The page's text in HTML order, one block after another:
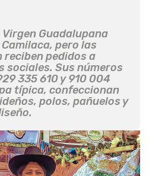
Guadalupana
pero las
pedidos a
sociales. Sus números
335 610 y 910 004
típica, confeccionan
polos, pañuelos y